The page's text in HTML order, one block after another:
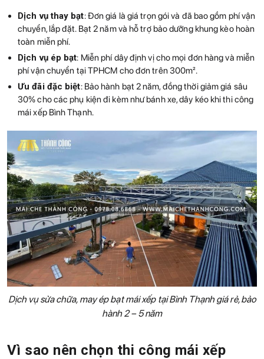
Dịch vụ thay bạt: Đơn giá là giá trọn gói và đã bao gồm phí vận
chuyển, lắp đặt. Bạt 2 năm và hỗ trợ bảo dưỡng khung kèo hoàn
toàn miễn phí.
Dịch vụ ép bạt: Miễn phí dây định vị cho mọi đơn hàng và miễn
phí vận chuyển tại TPHCM cho đơn trên 300m².
Ưu đãi đặc biệt: Bảo hành bạt 2 năm, đồng thời giảm giá sâu
30% cho các phụ kiện đi kèm như bánh xe, dây kéo khi thi công
mái xếp Bình Thạnh.
Dịch vụ sửa chữa, may ép bạt mái xếp tại Bình Thạnh giá rẻ, bảo
hành 2 – 5 năm
Vì sao nên chọn thi công mái xếp